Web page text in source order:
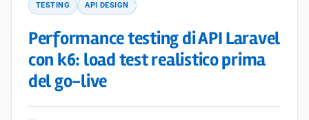
TESTING API DESIGN
Performance testing di API Laravel
con k6: load test realistico prima
del go-live